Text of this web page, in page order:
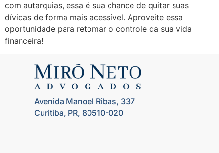
com autarquias, essa é sua chance de quitar suas
dívidas de forma mais acessível. Aproveite essa
oportunidade para retomar o controle da sua vida
financeira!
Avenida Manoel Ribas, 337
Curitiba, PR, 80510-020